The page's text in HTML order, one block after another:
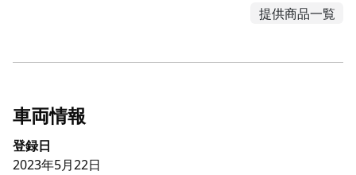
提供商品一覧
車両情報
登録日
2023年5月22日